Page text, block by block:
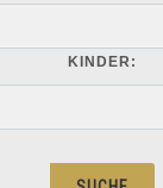
KINDER: